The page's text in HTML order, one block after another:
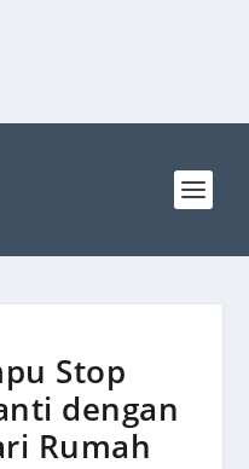
Stop
dengan
Rumah